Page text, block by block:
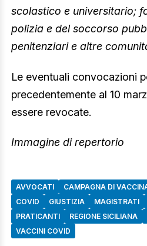
scolastico e universitario;
polizia e del soccorso
penitenziari e altre
Le eventuali convocazioni
precedentemente al 10
essere revocate.
Immagine di repertorio
AVVOCATI CAMPAGNA DI
COVID
GIUSTIZIA MAGISTRATI
PRATICANTI
REGIONE SICILIANA
VACCINI COVID